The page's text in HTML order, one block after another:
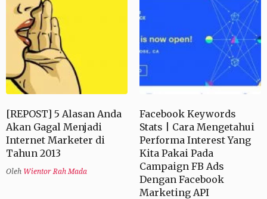
[REPOST] 5 Alasan Anda
Akan Gagal Menjadi
Internet Marketer di
Tahun 2013
Oleh Wientor Rah Mada
Facebook Keywords
Stats | Cara Mengetahui
Performa Interest Yang
Kita Pakai Pada
Campaign FB Ads
Dengan Facebook
Marketing API